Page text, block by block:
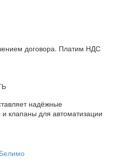
договора. Платим НДС​
надёжные
клапаны для автоматизации